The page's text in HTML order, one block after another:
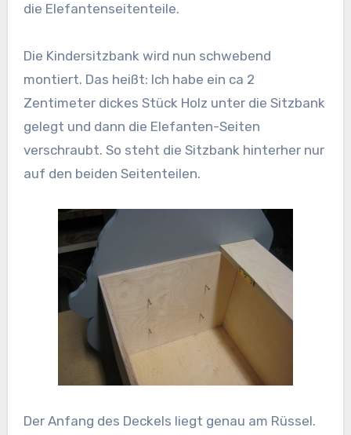
die Elefantenseitenteile.
Die Kindersitzbank wird nun schwebend
montiert. Das heißt: Ich habe ein ca 2
Zentimeter dickes Stück Holz unter die Sitzbank
gelegt und dann die Elefanten-Seiten
verschraubt. So steht die Sitzbank hinterher nur
auf den beiden Seitenteilen.
Der Anfang des Deckels liegt genau am Rüssel.